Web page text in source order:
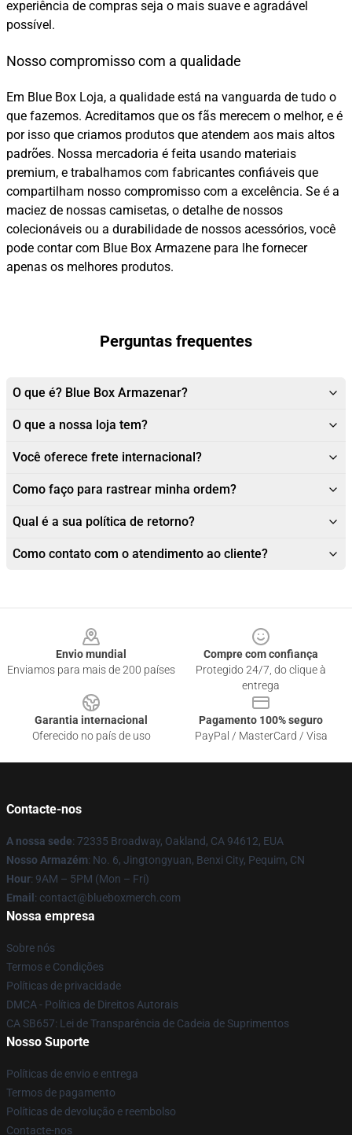
experiência de compras seja o mais suave e agradável
possível.
Nosso compromisso com a qualidade
Em Blue Box Loja, a qualidade está na vanguarda de tudo o
que fazemos. Acreditamos que os fãs merecem o melhor, e é
por isso que criamos produtos que atendem aos mais altos
padrões. Nossa mercadoria é feita usando materiais
premium, e trabalhamos com fabricantes confiáveis que
compartilham nosso compromisso com a excelência. Se é a
maciez de nossas camisetas, o detalhe de nossos
colecionáveis ou a durabilidade de nossos acessórios, você
pode contar com Blue Box Armazene para lhe fornecer
apenas os melhores produtos.
Perguntas frequentes
O que é? Blue Box Armazenar?
O que a nossa loja tem?
Você oferece frete internacional?
Como faço para rastrear minha ordem?
Qual é a sua política de retorno?
Como contato com o atendimento ao cliente?
Envio mundial
Enviamos para mais de 200 países
Compre com confiança
Protegido 24/7, do clique à
entrega
Garantia internacional
Oferecido no país de uso
Pagamento 100% seguro
PayPal / MasterCard / Visa
Contacte-nos
A nossa sede: 72335 Broadway, Oakland, CA 94612, EUA
Nosso Armazém: No. 6, Jingtongyuan, Benxi City, Pequim, CN
Hour: 9AM – 5PM (Mon – Fri)
Email : contact@blueboxmerch.com
Nossa empresa
Sobre nós
Termos e Condições
Políticas de privacidade
DMCA - Política de Direitos Autorais
CA SB657: Lei de Transparência de Cadeia de Suprimentos
Nosso Suporte
Políticas de envio e entrega
Termos de pagamento
Políticas de devolução e reembolso
Contacte-nos